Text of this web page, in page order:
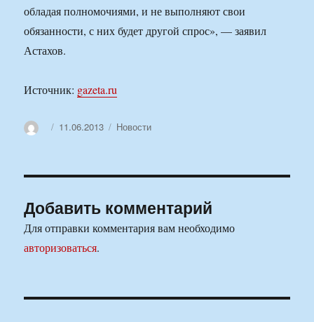
обладая полномочиями, и не выполняют свои
обязанности, с них будет другой спрос», — заявил
Астахов.
Источник: gazeta.ru
АвторОпубликовано
11.06.2013 Рубрики
Новости
Добавить комментарий
Для отправки комментария вам необходимо
авторизоваться.